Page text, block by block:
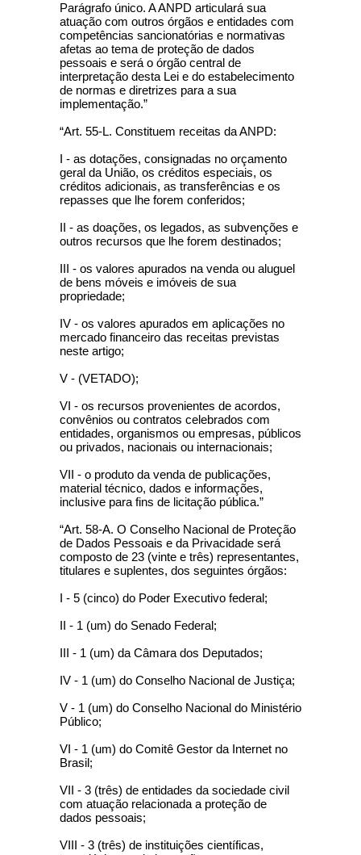
Parágrafo único. A ANPD articulará sua
atuação com outros órgãos e entidades com
competências sancionatórias e normativas
afetas ao tema de proteção de dados
pessoais e será o órgão central de
interpretação desta Lei e do estabelecimento
de normas e diretrizes para a sua
implementação.”
“Art. 55-L. Constituem receitas da ANPD:
I - as dotações, consignadas no orçamento
geral da União, os créditos especiais, os
créditos adicionais, as transferências e os
repasses que lhe forem conferidos;
II - as doações, os legados, as subvenções e
outros recursos que lhe forem destinados;
III - os valores apurados na venda ou aluguel
de bens móveis e imóveis de sua
propriedade;
IV - os valores apurados em aplicações no
mercado financeiro das receitas previstas
neste artigo;
V - (VETADO);
VI - os recursos provenientes de acordos,
convênios ou contratos celebrados com
entidades, organismos ou empresas, públicos
ou privados, nacionais ou internacionais;
VII - o produto da venda de publicações,
material técnico, dados e informações,
inclusive para fins de licitação pública.”
“Art. 58-A. O Conselho Nacional de Proteção
de Dados Pessoais e da Privacidade será
composto de 23 (vinte e três) representantes,
titulares e suplentes, dos seguintes órgãos:
I - 5 (cinco) do Poder Executivo federal;
II - 1 (um) do Senado Federal;
III - 1 (um) da Câmara dos Deputados;
IV - 1 (um) do Conselho Nacional de Justiça;
V - 1 (um) do Conselho Nacional do Ministério
Público;
VI - 1 (um) do Comitê Gestor da Internet no
Brasil;
VII - 3 (três) de entidades da sociedade civil
com atuação relacionada a proteção de
dados pessoais;
VIII - 3 (três) de instituições científicas,